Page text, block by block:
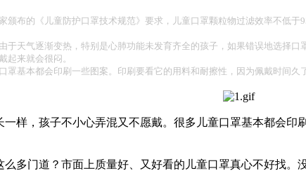
颁布的《儿童防护口罩技术规范》要求，儿童口罩颗粒物过滤效率不低
于天气逐渐变热，特别是心肺功能未发育齐全的孩子，如果错误地选择
起来就会很闷。
罩基本都会印刷一些图案。印刷要看它的用料和耐擦性，因为佩戴时间
样，孩子不小心弄混又不愿戴。很多儿童口罩基本都会
多门道？市面上质量好、又好看的儿童口罩真心不好找。